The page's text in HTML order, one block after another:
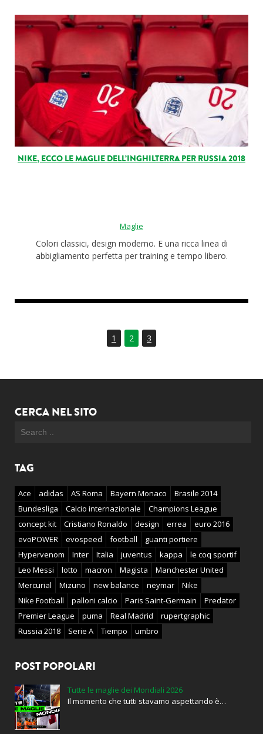
NIKE, ECCO LE MAGLIE DELL’INGHILTERRA PER RUSSIA 2018
Maglie
Colori classici, design moderno. E una ricca linea di
abbigliamento perfetta per training e tempo libero.
1 2 3
CERCA NEL SITO
TAG
Ace adidas AS Roma Bayern Monaco
Brasile 2014
Bundesliga
Calcio internazionale
Champions League
concept kit
Cristiano Ronaldo design errea
euro 2016
evoPOWER
evospeed football
guanti portiere
Hypervenom
Inter Italia juventus kappa
le coq sportif
Leo Messi
lotto macron Magista
Manchester United
Mercurial
Mizuno new balance neymar
Nike
Nike Football
palloni calcio Paris Saint-Germain
Predator
Premier League
puma Real Madrid
rupertgraphic
Russia 2018
Serie A Tiempo umbro
POST POPOLARI
Tutte le maglie dei Mondiali 2026
Il momento che tutti stavamo aspettando è…